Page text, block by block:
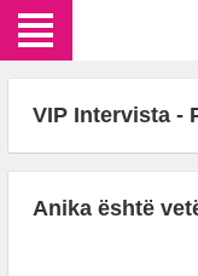
VIP Intervista -
Anika është